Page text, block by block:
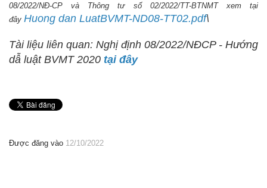
08/2022/NĐ-CP và Thông tư số 02/2022/TT-BTNMT xem tại
đây Huong dan LuatBVMT-ND08-TT02.pdf\
Tài liệu liên quan: Nghị định 08/2022/NĐCP - Hướng
dẫ luật BVMT 2020 tại đây
Được đăng vào 12/10/2022